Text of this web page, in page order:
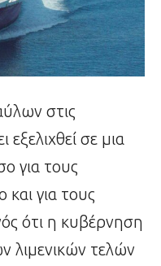
στις
εξελιχθεί σε μια
για τους
για τους
ότι η κυβέρνηση
λιμενικών τελών